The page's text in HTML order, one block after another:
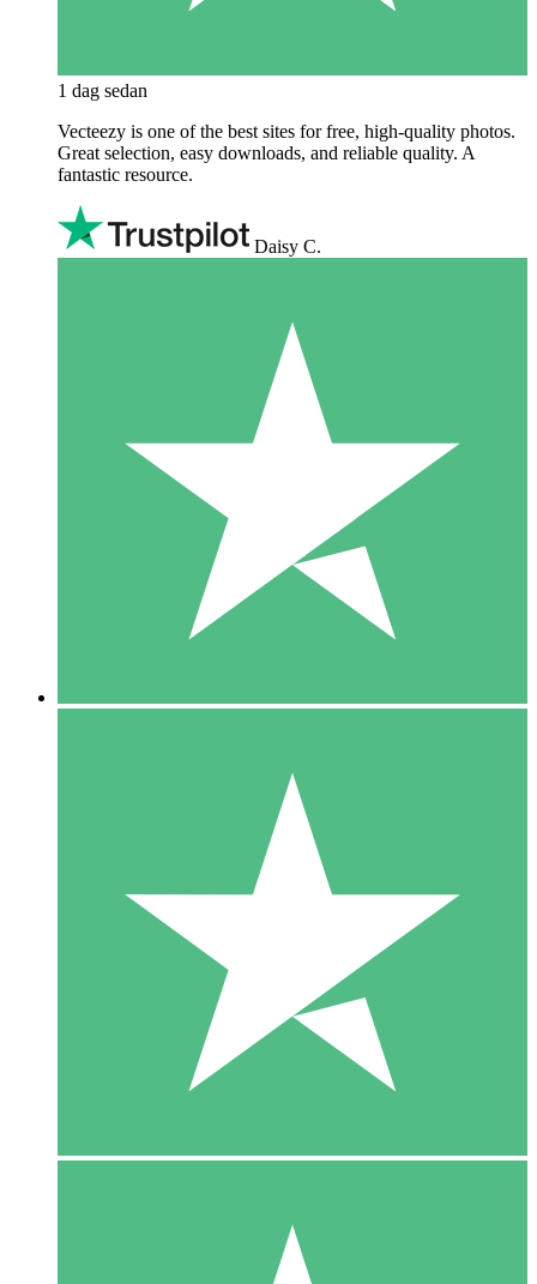
1 dag sedan
Vecteezy is one of the best sites for free, high‑quality photos.
Great selection, easy downloads, and reliable quality. A
fantastic resource.
Daisy C.